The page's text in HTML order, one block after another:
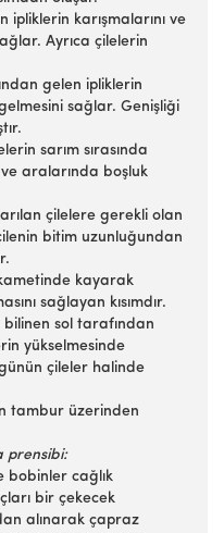
karışmalarını ve
Ayrıca çilelerin
gelen ipliklerin
sağlar. Genişliği
sarım sırasında
aralarında boşluk
çilelere gerekli olan
bitim uzunluğundan
kayarak
sağlayan kısımdır.
bilinen sol tarafından
yükselmesinde
çileler halinde
tambur üzerinden
prensibi:
bobinler cağlık
bir çekecek
alınarak çapraz